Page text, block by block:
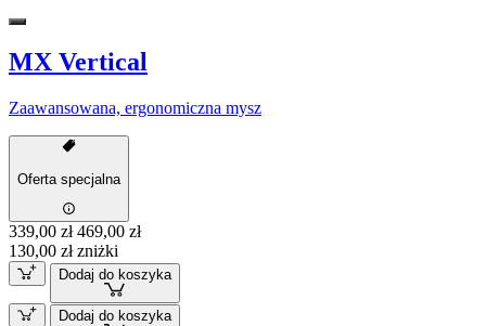
MX Vertical
Zaawansowana, ergonomiczna mysz
Oferta specjalna
339,00 zł 469,00 zł
130,00 zł zniżki
Dodaj do koszyka
Dodaj do koszyka